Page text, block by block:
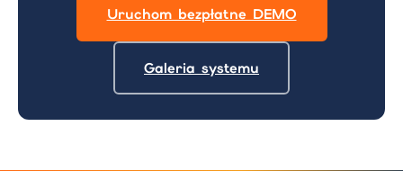
Uruchom bezpłatne DEMO
Galeria systemu